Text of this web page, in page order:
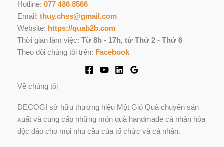
Hotline: 077 486 8566
Email: thuy.chss@gmail.com
Website: https://quab2b.com
Thời gian làm việc: Từ 8h - 17h, từ Thứ 2 - Thứ 6
Theo dõi chúng tôi trên: Facebook
Về chúng tôi
DECOGI sở hữu thương hiệu Một Giỏ Quà chuyên sản
xuất và cung cấp những món quà handmade cá nhân hóa
độc đáo cho mọi nhu cầu của tổ chức và cá nhân.